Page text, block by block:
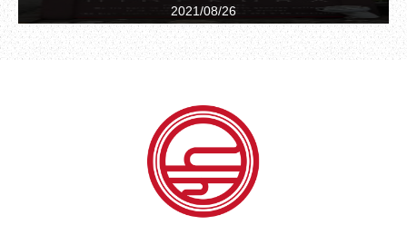
2021/08/26